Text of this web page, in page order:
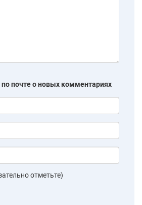
почте о новых комментариях
отметьте)